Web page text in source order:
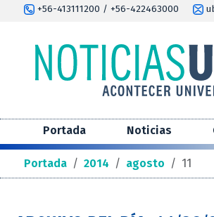
+56-413111200 / +56-422463000
Portada Noticias
Portada / 2014 / agosto / 11